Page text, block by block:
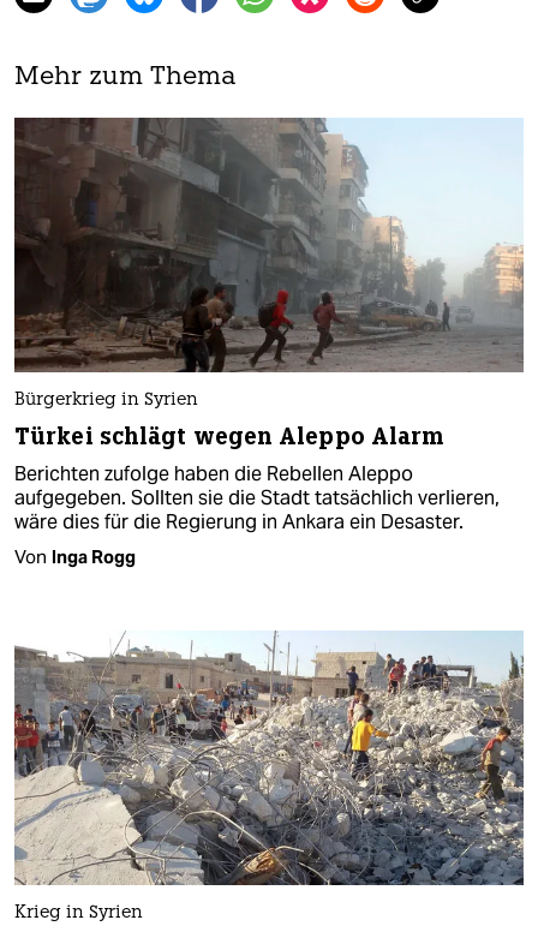
Mehr zum Thema
Bürgerkrieg in Syrien
Türkei schlägt wegen Aleppo Alarm
Berichten zufolge haben die Rebellen Aleppo
aufgegeben. Sollten sie die Stadt tatsächlich verlieren,
wäre dies für die Regierung in Ankara ein Desaster.
Von Inga Rogg
Krieg in Syrien